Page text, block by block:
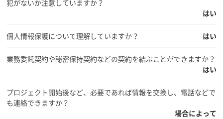
犯がないか注意していますか？
はい
個人情報保護について理解していますか？ はい
業務委託契約や秘密保持契約などの契約を結ぶことができますか？
はい
プロジェクト開始後など、必要であれば情報を交換し、電話などで
も連絡できますか？
場合によって